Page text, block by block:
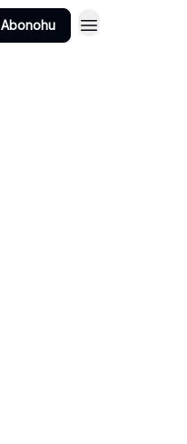
Abonohu